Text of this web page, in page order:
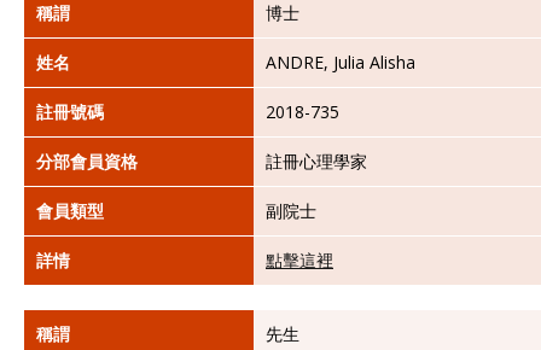
稱謂 博士
姓名 ANDRE, Julia Alisha
註冊號碼 2018-735
分部會員資格 註冊心理學家
會員類型 副院士
詳情 點擊這裡
稱謂 先生